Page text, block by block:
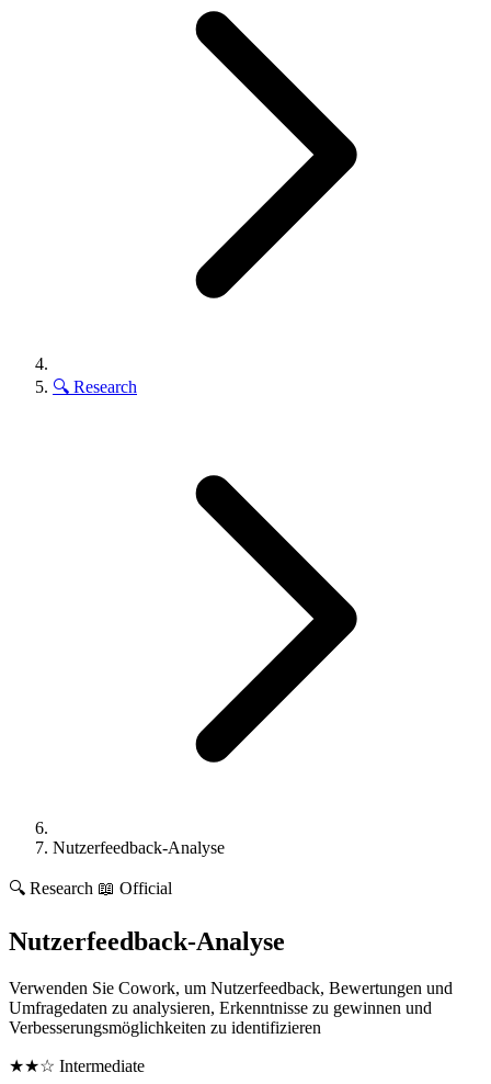
🔍 Research
Nutzerfeedback-Analyse
🔍 Research 📖 Official
Nutzerfeedback-Analyse
Verwenden Sie Cowork, um Nutzerfeedback, Bewertungen und
Umfragedaten zu analysieren, Erkenntnisse zu gewinnen und
Verbesserungsmöglichkeiten zu identifizieren
★★☆ Intermediate